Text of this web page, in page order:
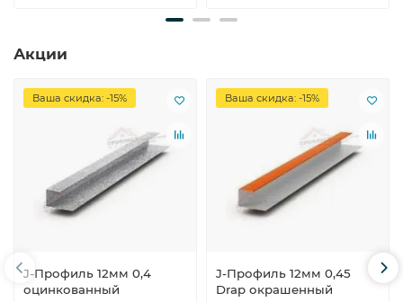
Акции
Ваша скидка: -15%
J-Профиль 12мм 0,4
оцинкованный
Ваша скидка: -15%
J-Профиль 12мм 0,45
Drap окрашенный